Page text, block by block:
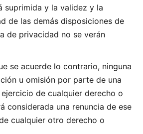
suprimida y la validez y la
de las demás disposiciones de
de privacidad no se verán
se acuerde lo contrario, ninguna
u omisión por parte de una
de cualquier derecho o
considerada una renuncia de ese
cualquier otro derecho o